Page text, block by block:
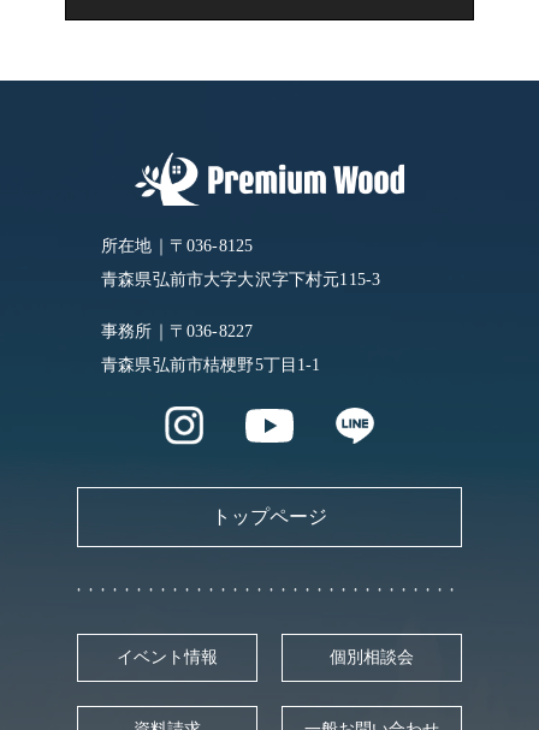
所在地｜〒036-8125
青森県弘前市大字大沢字下村元115-3
事務所｜〒036-8227
青森県弘前市桔梗野5丁目1-1
トップページ
イベント情報 個別相談会